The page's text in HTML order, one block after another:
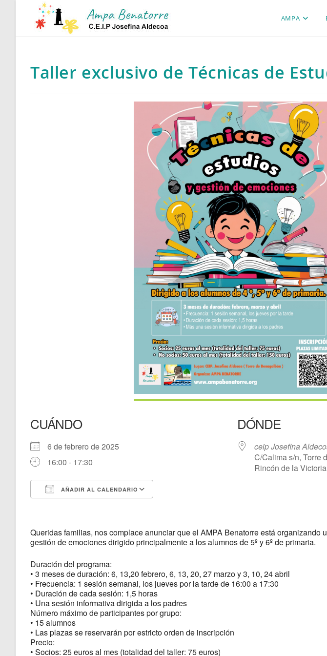
AMPA
Taller exclusivo de Técnicas de
CUÁNDO
6 de febrero de 2025
16:00 - 17:30
AÑADIR AL CALENDARIO
DÓNDE
ceip Josefina
C/Calima s/n, Torre
Rincón de la Victoria
Queridas familias, nos complace anunciar que el AMPA Benatorre está organizando
gestión de emociones dirigido principalmente a los alumnos de 5º y 6º de primaria.
Duración del programa:
• 3 meses de duración: 6, 13,20 febrero, 6, 13, 20, 27 marzo y 3, 10, 24 abril
• Frecuencia: 1 sesión semanal, los jueves por la tarde de 16:00 a 17:30
• Duración de cada sesión: 1,5 horas
• Una sesión informativa dirigida a los padres
Número máximo de participantes por grupo:
• 15 alumnos
• Las plazas se reservarán por estricto orden de inscripción
Precio:
• Socios: 25 euros al mes (totalidad del taller: 75 euros)